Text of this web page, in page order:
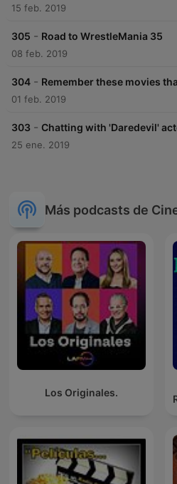
15 feb. 2019
305 - Road to WrestleMania 35
08 feb. 2019
304 - Remember these movies
01 feb. 2019
303 - Chatting with 'Daredevil'
25 ene. 2019
Más podcasts de
Los Originales.